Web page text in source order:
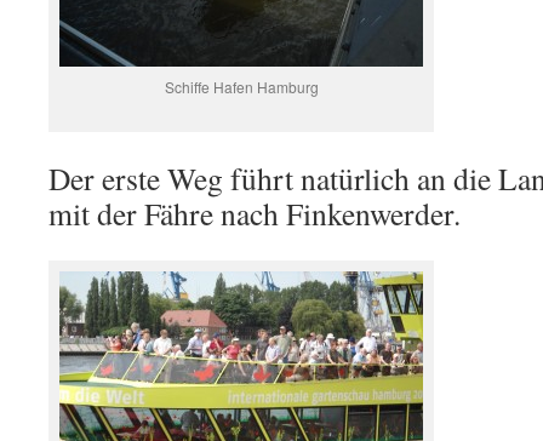
Schiffe Hafen Hamburg
Der erste Weg führt natürlich an die
mit der Fähre nach Finkenwerder.